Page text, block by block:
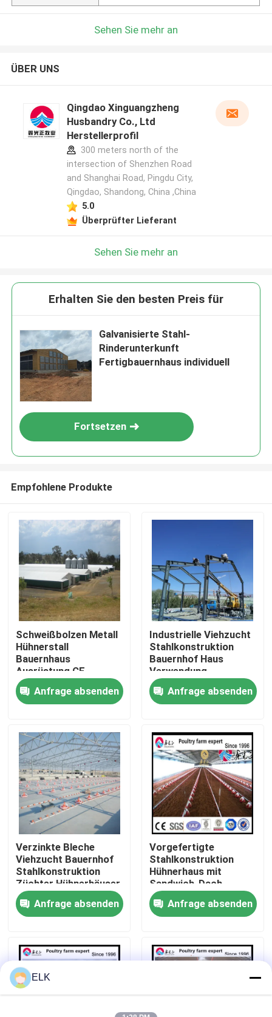
Zu Hause
Produkte
Über uns
Werksbesichtigung
Qualitätskontrolle
Kontakt mit uns
Neuigkeiten
Bitte um ein Angebot
Stahlkonstruktionslager
Sehen Sie mehr an
ÜBER UNS
Qingdao Xinguangzheng
Husbandry Co., Ltd
Herstellerprofil
300 meters north of the
intersection of Shenzhen Road
and Shanghai Road, Pingdu City,
Qingdao, Shandong, China ,China
5.0
Überprüfter Lieferant
Sehen Sie mehr an
Erhalten Sie den besten Preis für
Galvanisierte Stahl-
Rinderunterkunft
Fertigbauernhaus individuell
Fortsetzen
Empfohlene Produkte
Schweißbolzen Metall
Hühnerstall
Bauernhaus
Ausrüstung CE-
Zertifikat
Anfrage absenden
Industrielle Viehzucht
Stahlkonstruktion
Bauernhof Haus
Verwendung
Farbplatten
Anfrage absenden
Verzinkte Bleche
Viehzucht Bauernhof
Stahlkonstruktion
Züchter Hühnerhäuser
Anfrage absenden
Vorgefertigte
Stahlkonstruktion
Hühnerhaus mit
Sandwich-Dach
Anfrage absenden
ELK